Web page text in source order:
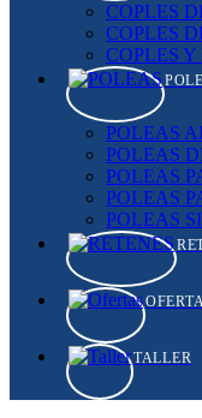
COPLES
COPLES
COPLES
POLEAS
POLEAS
POLEAS
POLEAS
POLEAS
TALLER